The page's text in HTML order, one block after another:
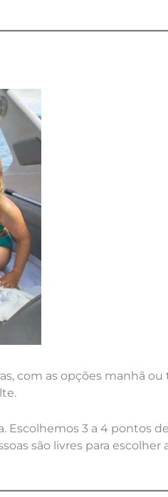
com as opções manhã
Escolhemos 3 a 4 pontos
são livres para